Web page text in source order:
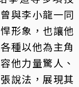
與李小龍一同
形象，也讓他
種以他為主角
他力量驚人、
說法，展現其